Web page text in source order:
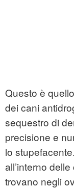
Questo è
dei cani
sequestro di
precisione e
lo
all’interno
trovano negli